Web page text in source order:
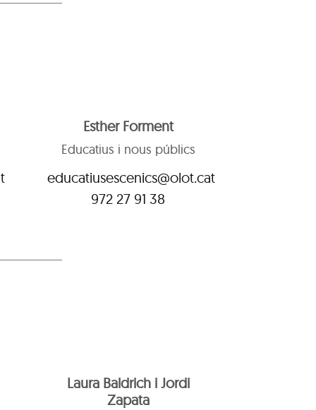
Esther Forment
Educatius i nous públics
educatiusescenics@olot.cat
972 27 91 38
Laura Baldrich i Jordi
Zapata